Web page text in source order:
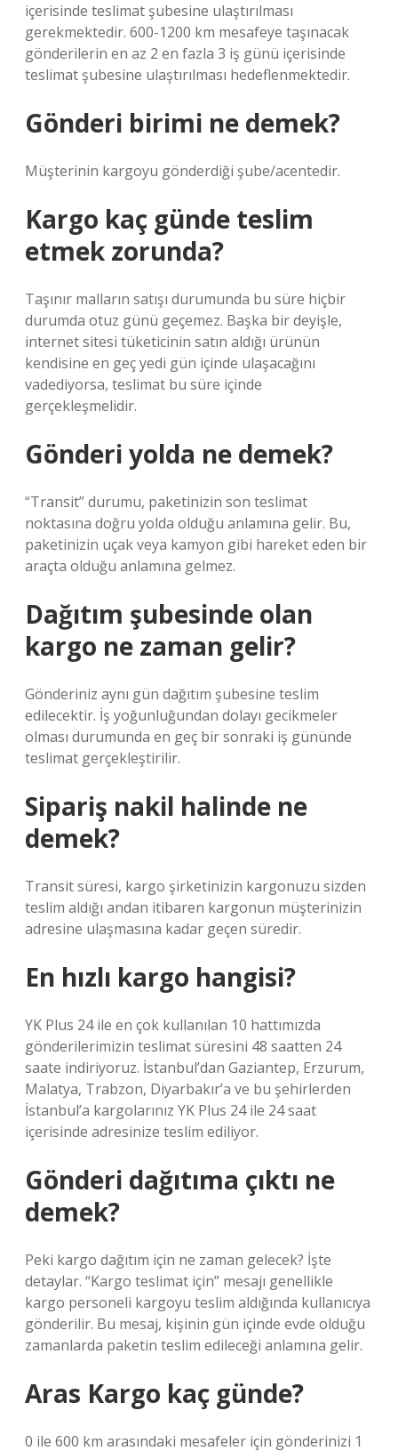
içerisinde teslimat şubesine ulaştırılması
gerekmektedir. 600-1200 km mesafeye taşınacak
gönderilerin en az 2 en fazla 3 iş günü içerisinde
teslimat şubesine ulaştırılması hedeflenmektedir.
Gönderi birimi ne demek?
Müşterinin kargoyu gönderdiği şube/acentedir.
Kargo kaç günde teslim
etmek zorunda?
Taşınır malların satışı durumunda bu süre hiçbir
durumda otuz günü geçemez. Başka bir deyişle,
internet sitesi tüketicinin satın aldığı ürünün
kendisine en geç yedi gün içinde ulaşacağını
vadediyorsa, teslimat bu süre içinde
gerçekleşmelidir.
Gönderi yolda ne demek?
“Transit” durumu, paketinizin son teslimat
noktasına doğru yolda olduğu anlamına gelir. Bu,
paketinizin uçak veya kamyon gibi hareket eden bir
araçta olduğu anlamına gelmez.
Dağıtım şubesinde olan
kargo ne zaman gelir?
Gönderiniz aynı gün dağıtım şubesine teslim
edilecektir. İş yoğunluğundan dolayı gecikmeler
olması durumunda en geç bir sonraki iş gününde
teslimat gerçekleştirilir.
Sipariş nakil halinde ne
demek?
Transit süresi, kargo şirketinizin kargonuzu sizden
teslim aldığı andan itibaren kargonun müşterinizin
adresine ulaşmasına kadar geçen süredir.
En hızlı kargo hangisi?
YK Plus 24 ile en çok kullanılan 10 hattımızda
gönderilerimizin teslimat süresini 48 saatten 24
saate indiriyoruz. İstanbul’dan Gaziantep, Erzurum,
Malatya, Trabzon, Diyarbakır’a ve bu şehirlerden
İstanbul’a kargolarınız YK Plus 24 ile 24 saat
içerisinde adresinize teslim ediliyor.
Gönderi dağıtıma çıktı ne
demek?
Peki kargo dağıtım için ne zaman gelecek? İşte
detaylar. “Kargo teslimat için” mesajı genellikle
kargo personeli kargoyu teslim aldığında kullanıcıya
gönderilir. Bu mesaj, kişinin gün içinde evde olduğu
zamanlarda paketin teslim edileceği anlamına gelir.
Aras Kargo kaç günde?
0 ile 600 km arasındaki mesafeler için gönderinizi 1